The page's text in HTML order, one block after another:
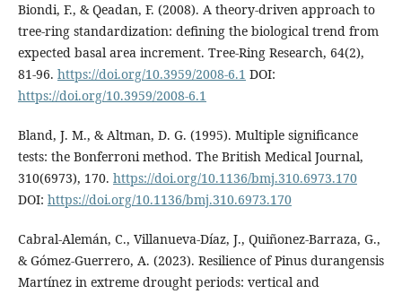
Biondi, F., & Qeadan, F. (2008). A theory-driven approach to
tree-ring standardization: defining the biological trend from
expected basal area increment. Tree-Ring Research, 64(2),
81-96. https://doi.org/10.3959/2008-6.1 DOI:
https://doi.org/10.3959/2008-6.1
Bland, J. M., & Altman, D. G. (1995). Multiple significance
tests: the Bonferroni method. The British Medical Journal,
310(6973), 170. https://doi.org/10.1136/bmj.310.6973.170
DOI: https://doi.org/10.1136/bmj.310.6973.170
Cabral-Alemán, C., Villanueva-Díaz, J., Quiñonez-Barraza, G.,
& Gómez-Guerrero, A. (2023). Resilience of Pinus durangensis
Martínez in extreme drought periods: vertical and